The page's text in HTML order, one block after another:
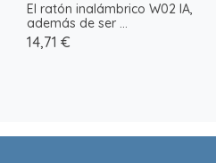
El ratón inalámbrico W02 IA,
además de ser ...
14,71 €